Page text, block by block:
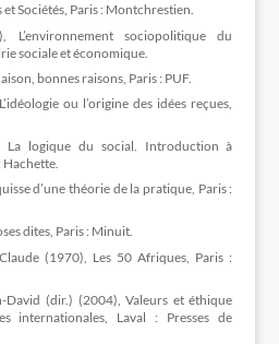
Sociétés, Paris : Montchrestien.
L’environnement sociopolitique du
sociale et économique.
bonnes raisons, Paris : PUF.
ou l’origine des idées reçues,
La logique du social. Introduction à
Hachette.
d’une théorie de la pratique, Paris :
dites, Paris : Minuit.
(1970), Les 50 Afriques, Paris :
David (dir.) (2004), Valeurs et éthique
internationales, Laval : Presses de